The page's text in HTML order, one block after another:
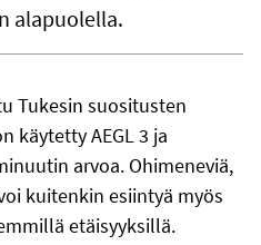
alapuolella.
Tukesin suositusten
käytetty AEGL 3 ja
arvoa. Ohimeneviä,
kuitenkin esiintyä myös
etäisyyksillä.